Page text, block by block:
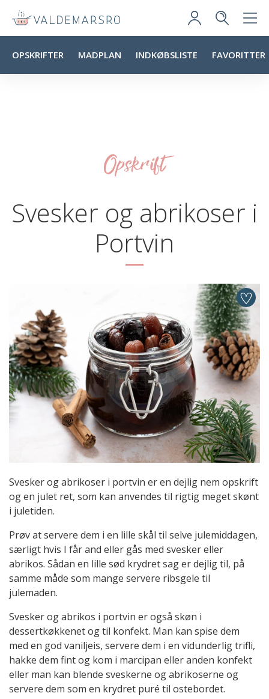
OPSKRIFTER MADPLAN INDKØBSLISTE FAVORITTER
Opskrift
Svesker og abrikoser i
Portvin
Svesker og abrikoser i portvin er en dejlig nem opskrift
og en julet ret, som kan anvendes til rigtig meget skønt
i juletiden.
Prøv at servere dem i en lille skål til selve julemiddagen,
særligt hvis I får and eller gås med svesker eller
abrikos. Sådan en lille sød krydret sag er dejlig til, på
samme måde som mange servere ribsgele til
julemaden.
Svesker og abrikos i portvin er også skøn i
dessertkøkkenet og til konfekt. Man kan spise dem
med en god vaniljeis, servere dem i en vidunderlig trifli,
hakke dem fint og kom i marcipan eller anden konfekt
eller man kan blende sveskerne og abrikoserne og
servere dem som en krydret puré til ostebordet.